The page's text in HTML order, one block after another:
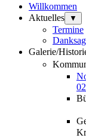
Willkommen
Aktuelles
▼
Termine
Galerie/